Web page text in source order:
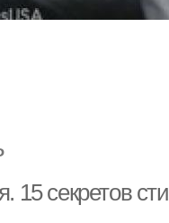
15 секретов